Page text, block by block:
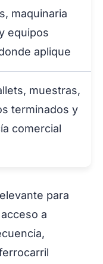
maquinaria
equipos
aplique
muestras,
terminados y
comercial
para
a